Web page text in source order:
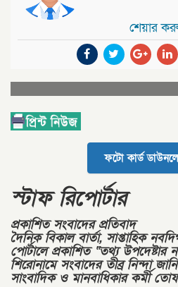
শেয়ার
ফটো কার্ড
স্টাফ রিপোর্টার
প্রকাশিত সংবাদের প্রতিবাদ
দৈনিক বিকাল বার্তা, সাপ্তাহিক
পোর্টালে প্রকাশিত “তথ্য উপদেষ্টার
শিরোনামে সংবাদের তীব্র নিন্দা
সাংবাদিক ও মানবাধিকার কর্মী